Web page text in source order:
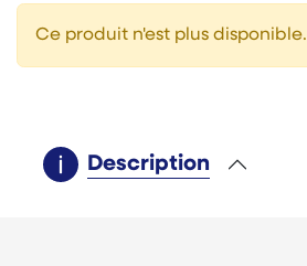
Ce produit n'est plus disponible.
Description